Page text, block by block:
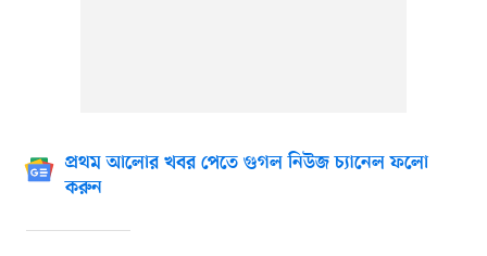
প্রথম আলোর খবর পেতে গুগল নিউজ চ্যানেল ফলো
করুন